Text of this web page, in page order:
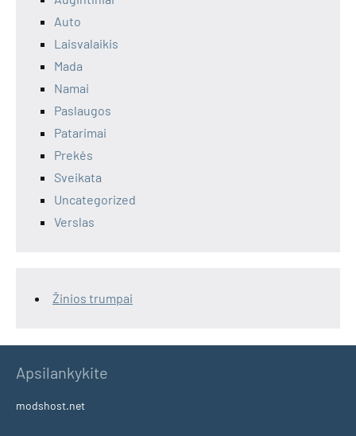
Auto
Laisvalaikis
Mada
Namai
Paslaugos
Patarimai
Prekės
Sveikata
Uncategorized
Verslas
Žinios trumpai
Apsilankykite
modshost.net